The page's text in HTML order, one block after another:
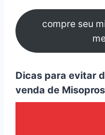
compre seu
Dicas para evitar
venda de